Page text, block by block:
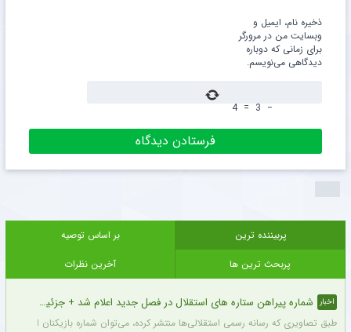
ذخیره نام، ایمیل و
وبسایت من در مرورگر
برای زمانی که دوباره
دیدگاهی می‌نویسم.
−
3
=
4
پربیننده ترین
بر اساس توصیه
پربحث ترین ها
آخرین نظرات
اخبار شماره پیراهن ستاره های استقلال در فصل جدید اعلام شد + جزئیات
طبق تصاویری که رسانه رسمی استقلالی‌ها منتشر کرده، می‌توان شماره بازیکنان این